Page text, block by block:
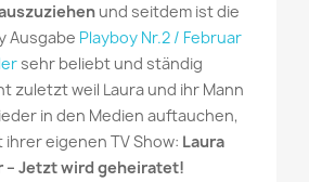
und seitdem ist die
Ausgabe Playboy Nr.2 / Februar
sehr beliebt und ständig
zuletzt weil Laura und ihr Mann
in den Medien auftauchen,
eigenen TV Show: Laura
– Jetzt wird geheiratet!